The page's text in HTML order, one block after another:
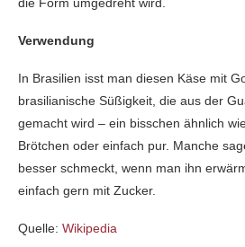
Verwendung
In Brasilien isst man diesen Käse mit
brasilianische Süßigkeit, die aus der
gemacht wird – ein bisschen ähnlich
Brötchen oder einfach pur. Manche
besser schmeckt, wenn man ihn
einfach gern mit Zucker.
Quelle: Wikipedia